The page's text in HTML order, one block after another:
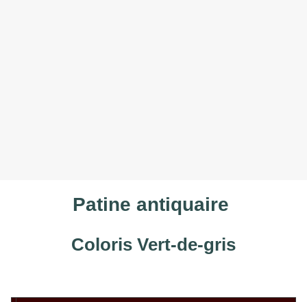
Patine antiquaire
Coloris Vert-de-gris